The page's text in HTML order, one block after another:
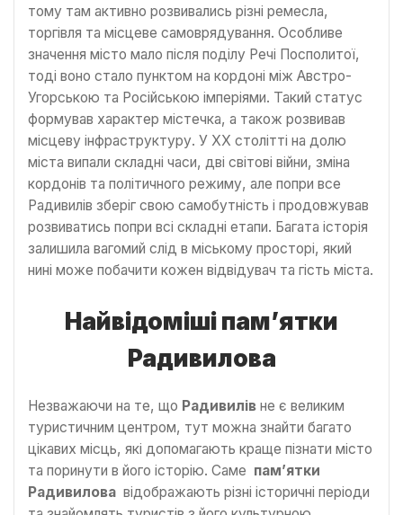
тому там активно розвивались різні ремесла,
торгівля та місцеве самоврядування. Особливе
значення місто мало після поділу Речі Посполитої,
тоді воно стало пунктом на кордоні між Австро-
Угорською та Російською імперіями. Такий статус
формував характер містечка, а також розвивав
місцеву інфраструктуру. У ХХ столітті на долю
міста випали складні часи, дві світові війни, зміна
кордонів та політичного режиму, але попри все
Радивилів зберіг свою самобутність і продовжував
розвиватись попри всі складні етапи. Багата історія
залишила вагомий слід в міському просторі, який
нині може побачити кожен відвідувач та гість міста.
Найвідоміші пам’ятки
Радивилова
Незважаючи на те, що Радивилів не є великим
туристичним центром, тут можна знайти багато
цікавих місць, які допомагають краще пізнати місто
та поринути в його історію. Саме пам’ятки
Радивилова відображають різні історичні періоди